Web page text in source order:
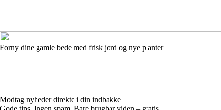
Forny dine gamle bede med frisk jord og nye planter
Modtag nyheder direkte i din indbakke
Gode tips. Ingen spam. Bare brugbar viden – gratis.